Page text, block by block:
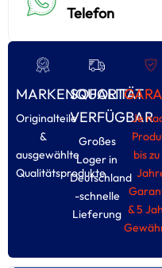
Telefon
MARKENQUALITÄT
Originalteile
&
ausgewählte
Qualitätsprodukte
SOFORT
VERFÜGBAR
Großes
Loger in
Deutschland
-schnelle
Lieferung
Je
bis zu
& 5